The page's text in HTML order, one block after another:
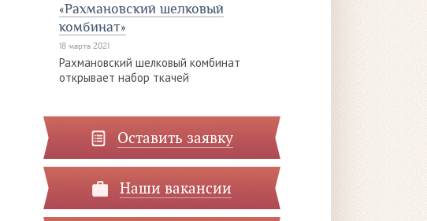
«Рахмановский шелковый
комбинат»
18 марта 2021
Рахмановский шелковый комбинат
открывает набор ткачей
Оставить заявку
Наши вакансии